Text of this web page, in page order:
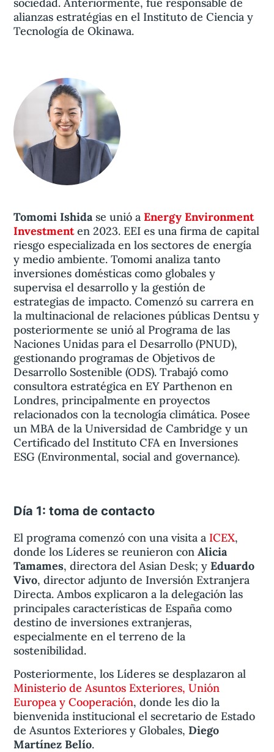
alianzas estratégias en el Instituto de Ciencia y
Tecnología de Okinawa.
Tomomi Ishidase unió aEnergy Environment
Investmenten 2023. EEI es una firma de capital
riesgo especializada en los sectores de energía
y medio ambiente. Tomomi analiza tanto
inversiones domésticas como globales y
supervisa el desarrollo y la gestión de
estrategias de impacto. Comenzó su carrera en
la multinacional de relaciones públicas Dentsu y
posteriormente se unió al Programa de las
Naciones Unidas para el Desarrollo (PNUD),
gestionando programas de Objetivos de
Desarrollo Sostenible (ODS). Trabajó como
consultora estratégica en EY Parthenon en
Londres, principalmente en proyectos
relacionados con la tecnología climática. Posee
un MBA de la Universidad de Cambridge y un
Certificado del Instituto CFA en Inversiones
ESG (Environmental, social and governance).
Día 1: toma de contacto
El programa comenzó con una visita a ICEX,
donde los Líderes se reunieron conAlicia
Tamames, directora del Asian Desk; y Eduardo
Vivo, director adjunto de Inversión Extranjera
Directa. Ambos explicaron a la delegación las
principales características de España como
destino de inversiones extranjeras,
especialmente en el terreno de la
sostenibilidad.
Posteriormente, los Líderes se desplazaron al
Ministerio de Asuntos Exteriores, Unión
Europea y Cooperación, donde les dio la
bienvenida institucional el secretario de Estado
de Asuntos Exteriores y Globales, Diego
Martínez Belío.